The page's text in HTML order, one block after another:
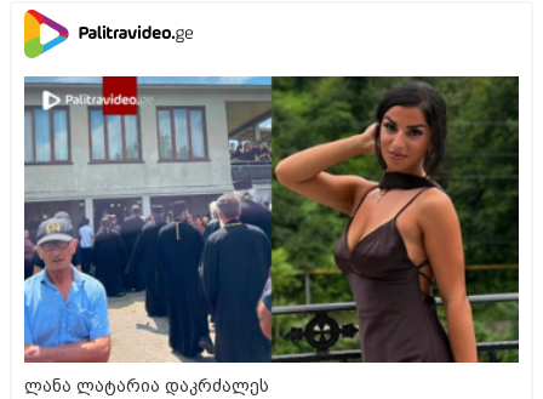
ლანა ლატარია დაკრძალეს